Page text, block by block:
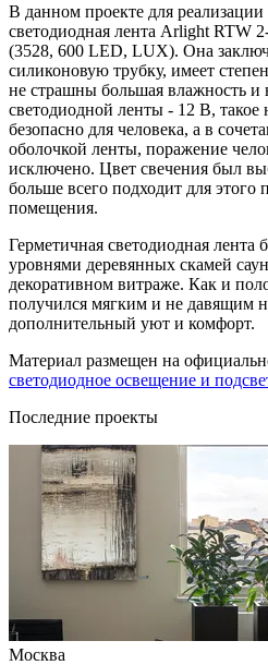
В данном проекте для
светодиодная лента Arlight RTW
(3528, 600 LED, LUX). Она
силиконовую трубку, имеет
не страшны большая влажность
светодиодной ленты - 12 В,
безопасно для человека, а в
оболочкой ленты, поражение
исключено. Цвет свечения был
больше всего подходит для этого
помещения.
Герметичная светодиодная лента
уровнями деревянных скамей
декоративном витраже. Как и
получился мягким и не давящим
дополнительный уют и комфорт.
Материал размещен на
светодиодное освещение и
Последние проекты
Москва